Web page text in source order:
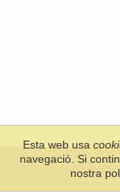
Secció de Llengua
Cultura
Esta web usa
navegació. Si
nostra